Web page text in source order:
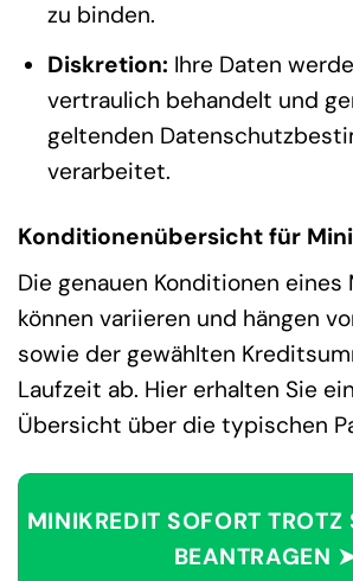
zu binden.
Diskretion: Ihre Daten
vertraulich behandelt und
geltenden
verarbeitet.
Konditionenübersicht für
Die genauen Konditionen
können variieren und hängen
sowie der gewählten
Laufzeit ab. Hier erhalten Sie
Übersicht über die typischen
MINIKREDIT SOFORT TROTZ
BEANTRAGEN